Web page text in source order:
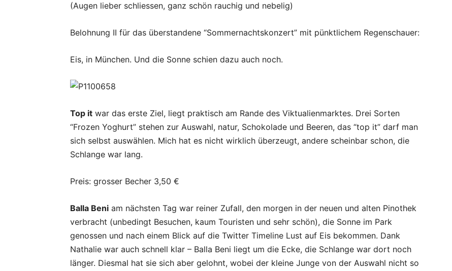
(Augen lieber schliessen, ganz schön rauchig und nebelig)
Belohnung II für das überstandene “Sommernachtskonzert” mit pünktlichem Regenschauer:
Eis, in München. Und die Sonne schien dazu auch noch.
Top it war das erste Ziel, liegt praktisch am Rande des Viktualienmarktes. Drei Sorten
“Frozen Yoghurt” stehen zur Auswahl, natur, Schokolade und Beeren, das “top it” darf man
sich selbst auswählen. Mich hat es nicht wirklich überzeugt, andere scheinbar schon, die
Schlange war lang.
Preis: grosser Becher 3,50 €
Balla Beni am nächsten Tag war reiner Zufall, den morgen in der neuen und alten Pinothek
verbracht (unbedingt Besuchen, kaum Touristen und sehr schön), die Sonne im Park
genossen und nach einem Blick auf die Twitter Timeline Lust auf Eis bekommen. Dank
Nathalie war auch schnell klar – Balla Beni liegt um die Ecke, die Schlange war dort noch
länger. Diesmal hat sie sich aber gelohnt, wobei der kleine Junge von der Auswahl nicht so